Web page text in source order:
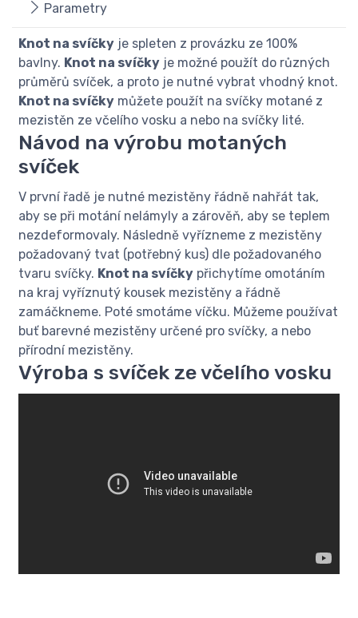
Parametry
Knot na svíčky je spleten z provázku ze 100%
bavlny. Knot na svíčky je možné použít do různých
průměrů svíček, a proto je nutné vybrat vhodný knot.
Knot na svíčky můžete použít na svíčky motané z
mezistěn ze včelího vosku a nebo na svíčky lité.
Návod na výrobu motaných
svíček
V první řadě je nutné mezistěny řádně nahřát tak,
aby se při motání nelámyly a zárověň, aby se teplem
nezdeformovaly. Následně vyřízneme z mezistěny
požadovaný tvat (potřebný kus) dle požadovaného
tvaru svíčky. Knot na svíčky přichytíme omotáním
na kraj vyříznutý kousek mezistěny a řádně
zamáčkneme. Poté smotáme víčku. Můžeme používat
buť barevné mezistěny určené pro svíčky, a nebo
přírodní mezistěny.
Výroba s svíček ze včelího vosku